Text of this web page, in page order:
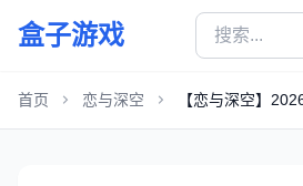
盒子游戏
首页 恋与深空 【恋与深空】